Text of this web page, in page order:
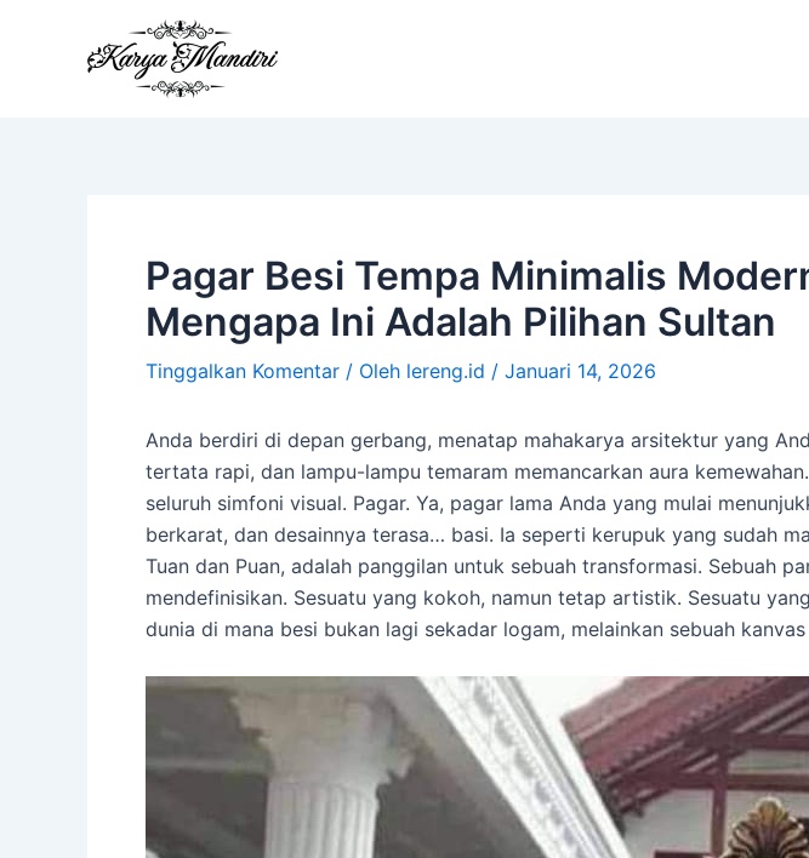
Pagar Besi Tempa Minimalis
Mengapa Ini Adalah Pilihan Sultan
Tinggalkan Komentar / Oleh lereng.id / Januari 14, 2026
Anda berdiri di depan gerbang, menatap mahakarya arsitektur yang
tertata rapi, dan lampu-lampu temaram memancarkan aura
seluruh simfoni visual. Pagar. Ya, pagar lama Anda yang mulai
berkarat, dan desainnya terasa… basi. Ia seperti kerupuk yang sudah
Tuan dan Puan, adalah panggilan untuk sebuah transformasi. Sebuah
mendefinisikan. Sesuatu yang kokoh, namun tetap artistik. Sesuatu
dunia di mana besi bukan lagi sekadar logam, melainkan sebuah